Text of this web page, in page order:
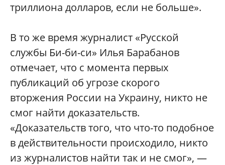
триллиона долларов, если не больше».
В то же время журналист «Русской
службы Би-би-си» Илья Барабанов
отмечает, что с момента первых
публикаций об угрозе скорого
вторжения России на Украину, никто не
смог найти доказательств.
«Доказательств того, что что-то подобное
в действительности происходило, никто
из журналистов найти так и не смог», —